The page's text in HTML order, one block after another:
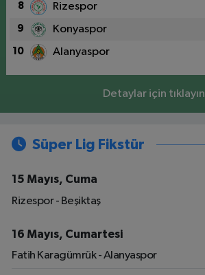
8 Rizespor
9 Konyaspor
10 Alanyaspor
Detaylar için tıklayın
Süper Lig Fikstür
15 Mayıs, Cuma
Rizespor - Beşiktaş
16 Mayıs, Cumartesi
Fatih Karagümrük - Alanyaspor